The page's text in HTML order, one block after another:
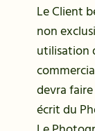
Le Client
non
utilisation
devra
écrit du